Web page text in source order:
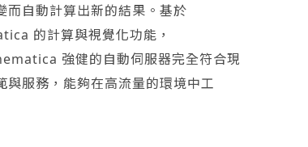
而自動計算出新的結果。基於
的計算與視覺化功能，
強健的自動伺服器完全符合現
與服務，能夠在高流量的環境中工